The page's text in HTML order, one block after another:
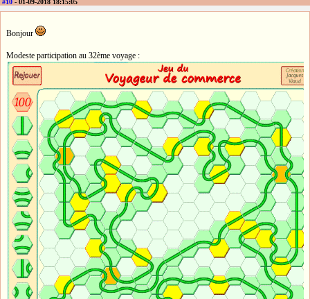
#10 - 01-09-2018 18:15:05
Bonjour
Modeste participation au 32ème voyage :